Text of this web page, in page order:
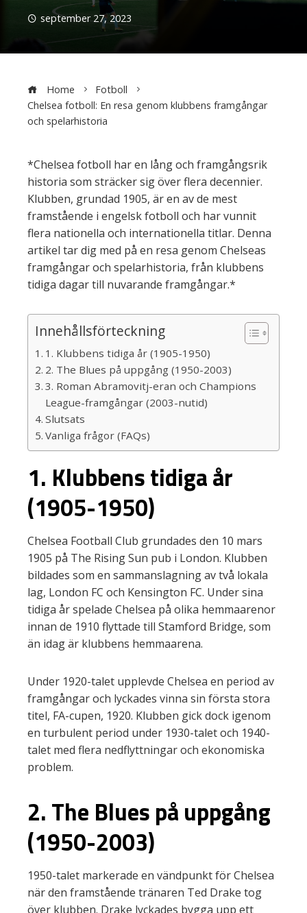
september 27, 2023
Home
Fotboll
Chelsea fotboll: En resa genom klubbens framgångar
och spelarhistoria
*Chelsea fotboll har en lång och framgångsrik
historia som sträcker sig över flera decennier.
Klubben, grundad 1905, är en av de mest
framstående i engelsk fotboll och har vunnit
flera nationella och internationella titlar. Denna
artikel tar dig med på en resa genom Chelseas
framgångar och spelarhistoria, från klubbens
tidiga dagar till nuvarande framgångar.*
Innehållsförteckning
1. Klubbens tidiga år (1905-1950)
2. The Blues på uppgång (1950-2003)
3. Roman Abramovitj-eran och Champions
League-framgångar (2003-nutid)
Slutsats
Vanliga frågor (FAQs)
1. Klubbens tidiga år
(1905-1950)
Chelsea Football Club grundades den 10 mars
1905 på The Rising Sun pub i London. Klubben
bildades som en sammanslagning av två lokala
lag, London FC och Kensington FC. Under sina
tidiga år spelade Chelsea på olika hemmaarenor
innan de 1910 flyttade till Stamford Bridge, som
än idag är klubbens hemmaarena.
Under 1920-talet upplevde Chelsea en period av
framgångar och lyckades vinna sin första stora
titel, FA-cupen, 1920. Klubben gick dock igenom
en turbulent period under 1930-talet och 1940-
talet med flera nedflyttningar och ekonomiska
problem.
2. The Blues på uppgång
(1950-2003)
1950-talet markerade en vändpunkt för Chelsea
när den framstående tränaren Ted Drake tog
över klubben. Drake lyckades bygga upp ett